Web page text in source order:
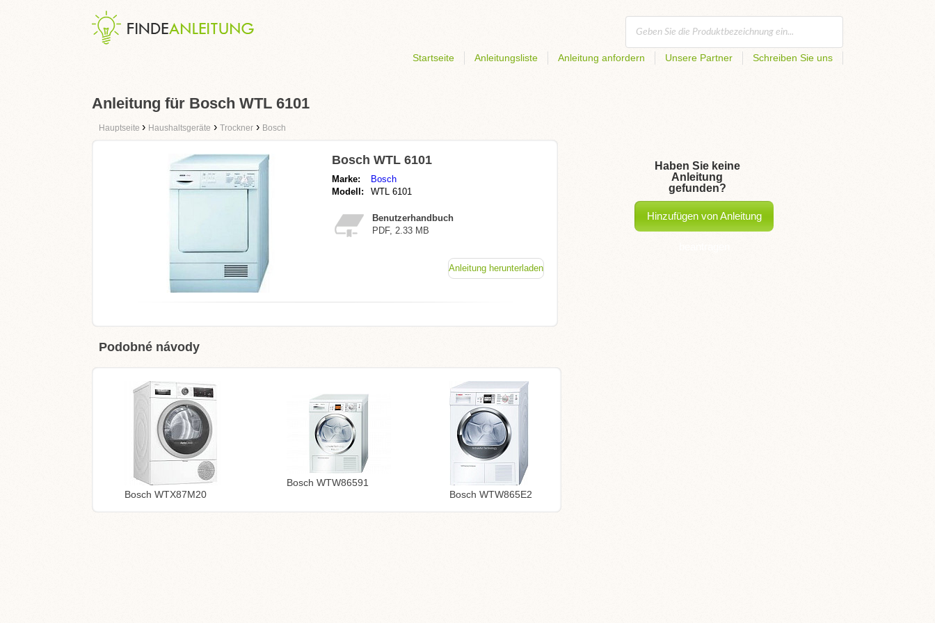
Startseite Anleitungsliste Anleitung anfordern Unsere Partner Schreiben Sie uns
Anleitung für Bosch WTL 6101
Hauptseite › Haushaltsgeräte › Trockner › Bosch
Bosch WTL 6101
Marke:
Bosch
Modell:
WTL 6101
Benutzerhandbuch
PDF, 2.33 MB
Anleitung herunterladen
Podobné návody
Bosch WTX87M20
Bosch WTW86591
Bosch WTW865E2
Haben Sie keine
Anleitung
gefunden?
Hinzufügen von Anleitung